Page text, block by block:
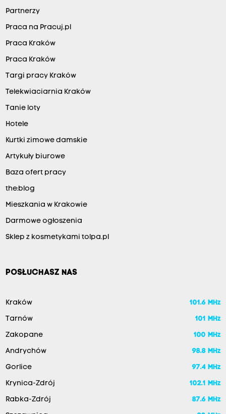
Partnerzy
Praca na Pracuj.pl
Praca Kraków
Praca Kraków
Targi pracy Kraków
Telekwiaciarnia Kraków
Tanie loty
Hotele
Kurtki zimowe damskie
Artykuły biurowe
Baza ofert pracy
the:blog
Mieszkania w Krakowie
Darmowe ogłoszenia
Sklep z kosmetykami tolpa.pl
POSŁUCHASZ NAS
Kraków 101.6 MHz
Tarnów 101 MHz
Zakopane 100 MHz
Andrychów 98.8 MHz
Gorlice 97.4 MHz
Krynica-Zdrój 102.1 MHz
Rabka-Zdrój 87.6 MHz